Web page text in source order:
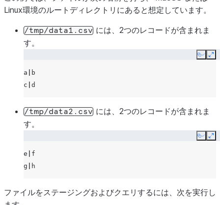
Linux環境のルートディレクトリにあると想定しています。
/tmp/data1.csv には、2つのレコードが含まれま
す。
Copy
a
b
c
/tmp/data2.csv には、2つのレコードが含まれま
す。
Copy
e
f
g
ファイルをステージングおよびクエリするには、次を実行し